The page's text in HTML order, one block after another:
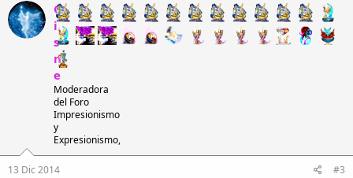
C
i
s
n
e
Moderadora
del Foro
Impresionismo
y
Expresionismo,
13 Dic 2014 #3